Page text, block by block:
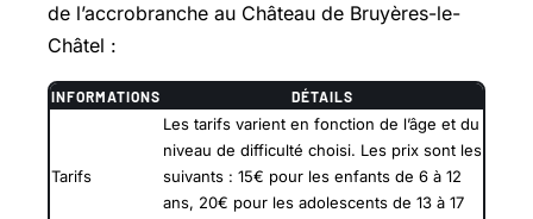
de l’accrobranche au Château de Bruyères-le-
Châtel :
INFORMATIONS DÉTAILS
Tarifs
Les tarifs varient en fonction de l’âge et du
niveau de difficulté choisi. Les prix sont les
suivants : 15€ pour les enfants de 6 à 12
ans, 20€ pour les adolescents de 13 à 17